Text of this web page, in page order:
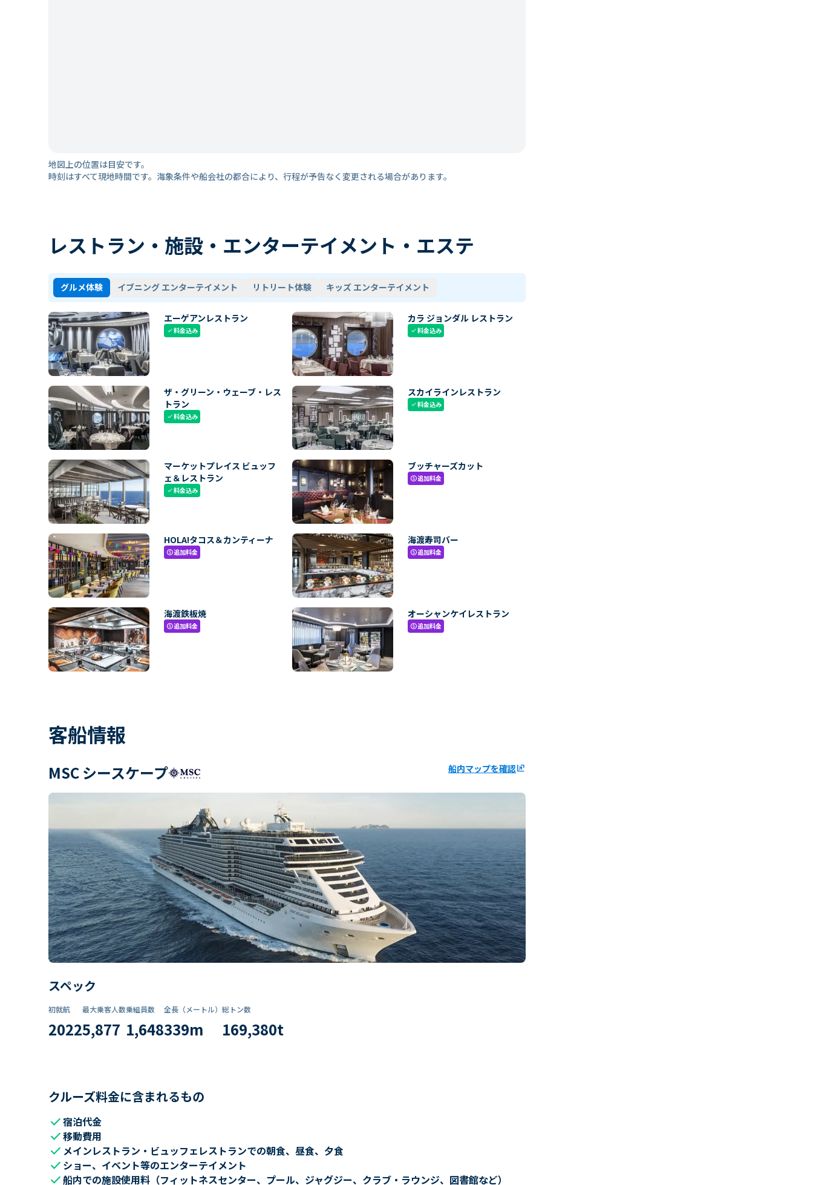
地図上の位置は目安です。
時刻はすべて現地時間です。海象条件や船会社の都合により、行程が予告なく変更される場合があります。
レストラン・施設・エンターテイメント・エステ
グルメ体験 イブニング エンターテイメント リトリート体験 キッズ エンターテイメント
エーゲアンレストラン
check料金込み
カラ ジョンダル レストラン
check料金込み
ザ・グリーン・ウェーブ・レス
トラン
check料金込み
スカイラインレストラン
check料金込み
マーケットプレイス ビュッフ
ェ＆レストラン
check料金込み
ブッチャーズカット
paid追加料金
HOLA!タコス＆カンティーナ
paid追加料金
海渡寿司バー
paid追加料金
海渡鉄板焼
paid追加料金
オーシャンケイレストラン
paid追加料金
客船情報
MSC シースケープ 船内マップを確認ungroup
スペック
初就航
2022
最大乗客人数
5,877
乗組員数​
1,648
全長（メートル）
339m
総トン数​
169,380t
クルーズ料金に含まれるもの
check宿泊代金
check移動費用
check メインレストラン・ビュッフェレストランでの朝食、昼食、夕食
check ショー、イベント等のエンターテイメント
check船内での施設使用料（フィットネスセンター、プール、ジャグジー、クラブ・ラウンジ、図書館など）